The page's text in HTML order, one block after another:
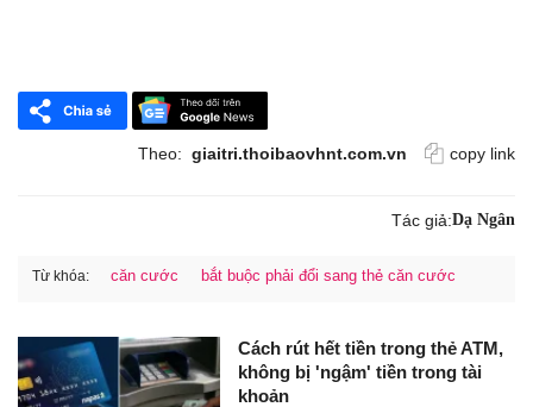
Theo: giaitri.thoibaovhnt.com.vn copy link
Tác giả:Dạ Ngân
Từ khóa: căn cước bắt buộc phải đổi sang thẻ căn cước
Cách rút hết tiền trong thẻ ATM,
không bị 'ngậm' tiền trong tài
khoản